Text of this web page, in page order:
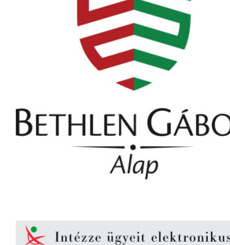
Elfogadom